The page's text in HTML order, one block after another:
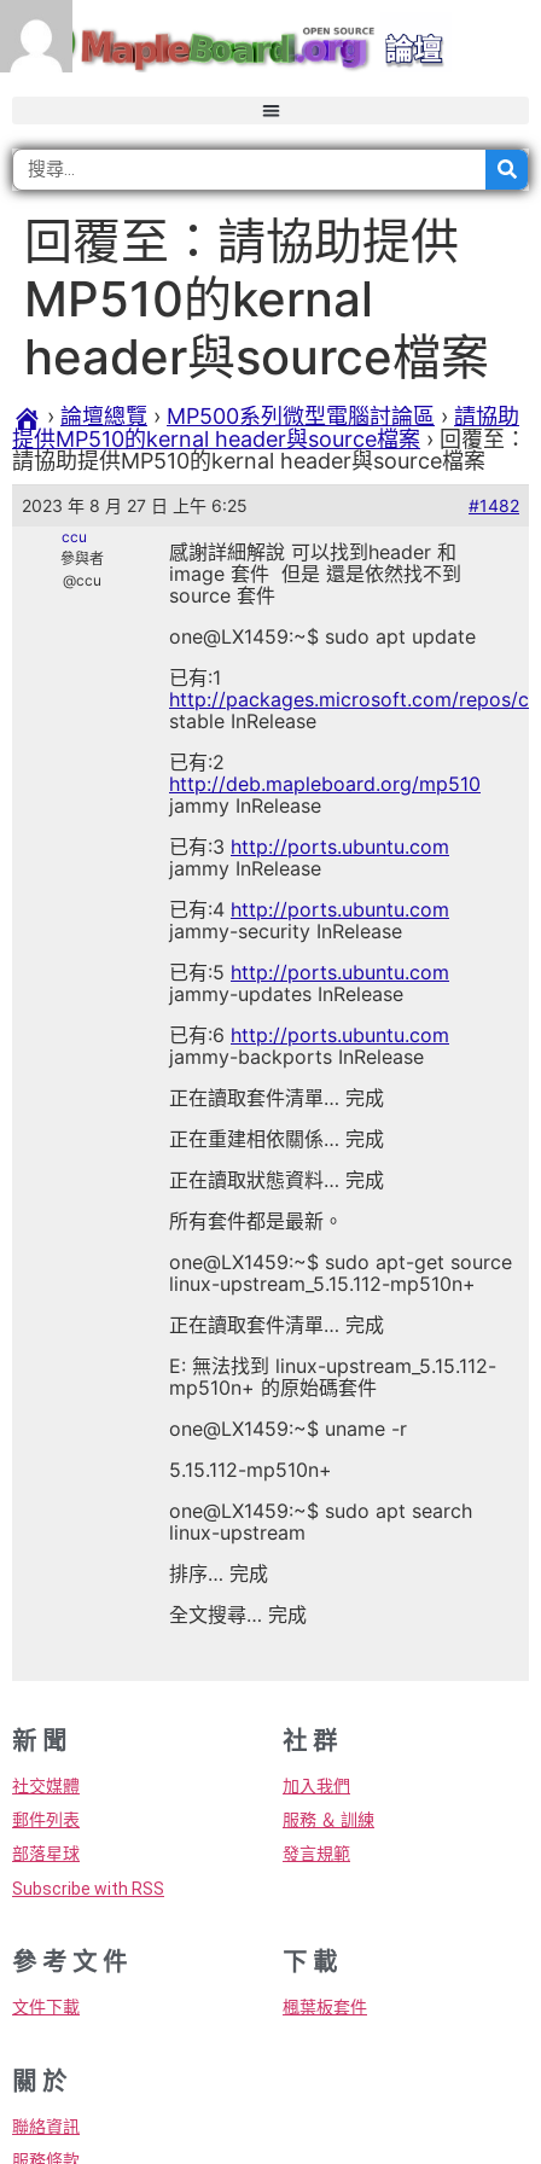
回覆至：請協助提供
MP510的kernal
header與source檔案
› 論壇總覽 › MP500系列微型電腦討論區 › 請協助
提供MP510的kernal header與source檔案 › 回覆至：
請協助提供MP510的kernal header與source檔案
2023 年 8 月 27 日 上午 6:25 #1482
ccu
參與者
@ccu
感謝詳細解說 可以找到header 和
image 套件 但是 還是依然找不到
source 套件
one@LX1459:~$ sudo apt update
已有:1
http://packages.microsoft.com/repos/
stable InRelease
已有:2
http://deb.mapleboard.org/mp510
jammy InRelease
已有:3 http://ports.ubuntu.com
jammy InRelease
已有:4 http://ports.ubuntu.com
jammy-security InRelease
已有:5 http://ports.ubuntu.com
jammy-updates InRelease
已有:6 http://ports.ubuntu.com
jammy-backports InRelease
正在讀取套件清單… 完成
正在重建相依關係… 完成
正在讀取狀態資料… 完成
所有套件都是最新。
one@LX1459:~$ sudo apt-get source
linux-upstream_5.15.112-mp510n+
正在讀取套件清單… 完成
E: 無法找到 linux-upstream_5.15.112-
mp510n+ 的原始碼套件
one@LX1459:~$ uname -r
5.15.112-mp510n+
one@LX1459:~$ sudo apt search
linux-upstream
排序… 完成
全文搜尋… 完成
新 聞
社交媒體
郵件列表
部落星球
Subscribe with RSS
社 群
加入我們
服務 ＆ 訓練
發言規範
參 考 文 件
文件下載
下 載
楓葉板套件
關 於
聯絡資訊